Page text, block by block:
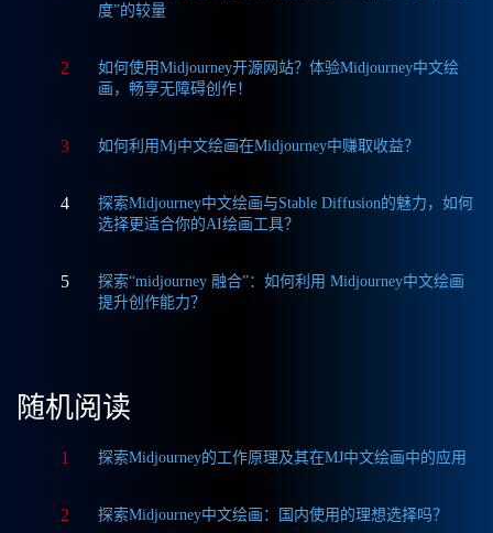
度”的较量
2
如何使用Midjourney开源网站？体验Midjourney中文绘
画，畅享无障碍创作！
3 如何利用Mj中文绘画在Midjourney中赚取收益？
4
探索Midjourney中文绘画与Stable Diffusion的魅力，如何
选择更适合你的AI绘画工具？
5
探索“midjourney 融合”：如何利用 Midjourney中文绘画
提升创作能力？
随机阅读
1 探索Midjourney的工作原理及其在MJ中文绘画中的应用
2 探索Midjourney中文绘画：国内使用的理想选择吗？